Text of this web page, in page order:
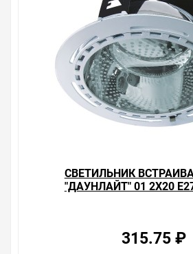
CВЕТИЛЬНИК
"ДАУНЛАЙТ" 01 2Х20
315.75 ₽